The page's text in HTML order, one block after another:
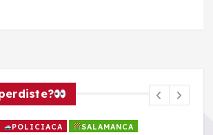
POLICIACA SALAMANCA